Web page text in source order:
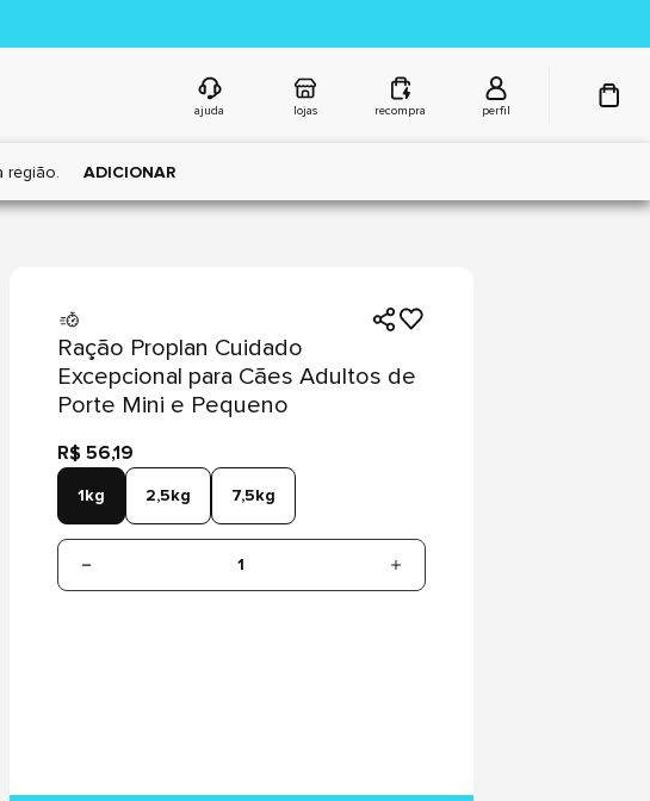
ajuda lojas recompra perfil
região. ADICIONAR
Ração Proplan Cuidado
Excepcional para Cães Adultos de
Porte Mini e Pequeno
R$ 56,19
1kg 2,5kg 7,5kg
1